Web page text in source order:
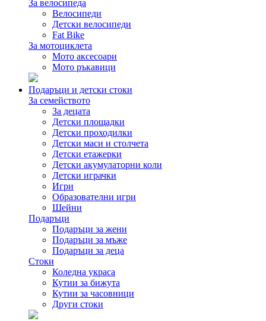
За велосипеда
Велосипеди
Детски велосипеди
Fat Bike
За мотоциклета
Мото аксесоари
Мото ръкавици
Подаръци и детски стоки
За семейството
За децата
Детски площадки
Детски проходилки
Детски маси и столчета
Детски етажерки
Детски акумулаторни коли
Детски играчки
Игри
Образователни игри
Шейни
Подаръци
Подаръци за жени
Подаръци за мъже
Подаръци за деца
Стоки
Коледна украса
Кутии за бижута
Кутии за часовници
Други стоки